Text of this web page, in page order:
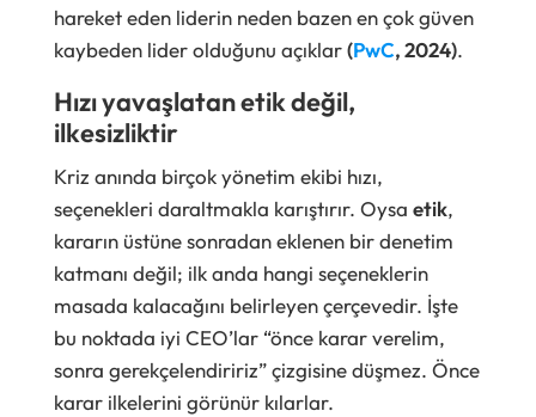
hareket eden liderin neden bazen en çok güven
kaybeden lider olduğunu açıklar(PwC, 2024).
Hızı yavaşlatan etik değil,
ilkesizliktir
Kriz anında birçok yönetim ekibi hızı,
seçenekleri daraltmakla karıştırır. Oysa etik,
kararın üstüne sonradan eklenen bir denetim
katmanı değil; ilk anda hangi seçeneklerin
masada kalacağını belirleyen çerçevedir. İşte
bu noktada iyi CEO’lar “önce karar verelim,
sonra gerekçelendiririz” çizgisine düşmez. Önce
karar ilkelerini görünür kılarlar.